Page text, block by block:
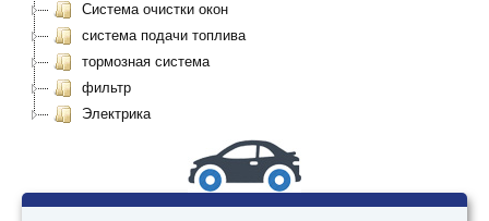
Система очистки окон
система подачи топлива
тормозная система
фильтр
Электрика